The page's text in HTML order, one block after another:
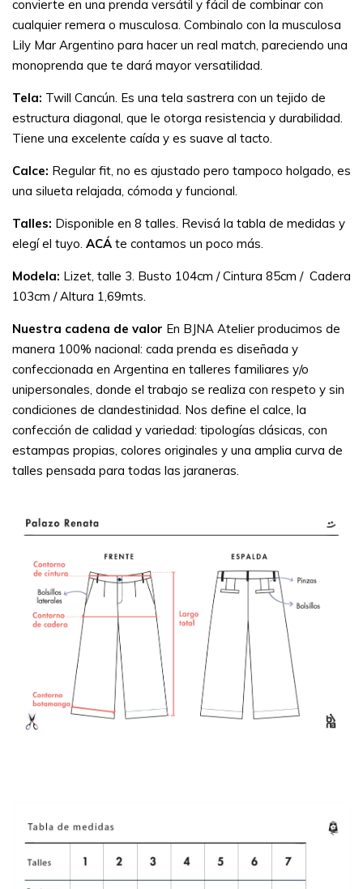
convierte en una prenda versátil y fácil de combinar con
cualquier remera o musculosa. Combinalo con la musculosa
Lily Mar Argentino para hacer un real match, pareciendo una
monoprenda que te dará mayor versatilidad.
Tela: Twill Cancún. Es una tela sastrera con un tejido de
estructura diagonal, que le otorga resistencia y durabilidad.
Tiene una excelente caída y es suave al tacto.
Calce: Regular fit, no es ajustado pero tampoco holgado, es
una silueta relajada, cómoda y funcional.
Talles: Disponible en 8 talles. Revisá la tabla de medidas y
elegí el tuyo. ACÁ te contamos un poco más.
Modela: Lizet, talle 3. Busto 104cm / Cintura 85cm / Cadera
103cm / Altura 1,69mts.
Nuestra cadena de valor En BJNA Atelier producimos de
manera 100% nacional: cada prenda es diseñada y
confeccionada en Argentina en talleres familiares y/o
unipersonales, donde el trabajo se realiza con respeto y sin
condiciones de clandestinidad. Nos define el calce, la
confección de calidad y variedad: tipologías clásicas, con
estampas propias, colores originales y una amplia curva de
talles pensada para todas las jaraneras.